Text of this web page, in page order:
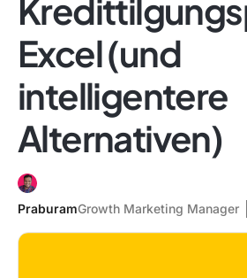
Excel (und
intelligentere
Alternativen)
PraburamGrowth Marketing Manager